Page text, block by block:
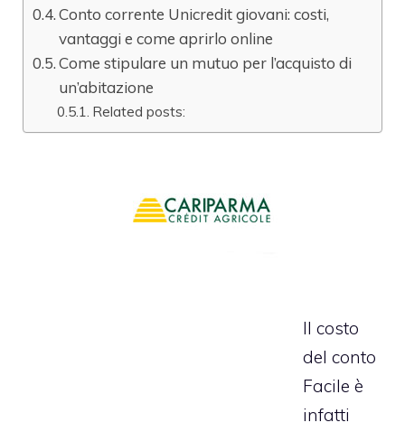
Conto corrente Unicredit giovani: costi,
vantaggi e come aprirlo online
Come stipulare un mutuo per l’acquisto di
un’abitazione
Related posts:
Il costo
del conto
Facile è
infatti